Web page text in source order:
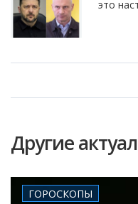
это
Другие
ГОРОСКОПЫ